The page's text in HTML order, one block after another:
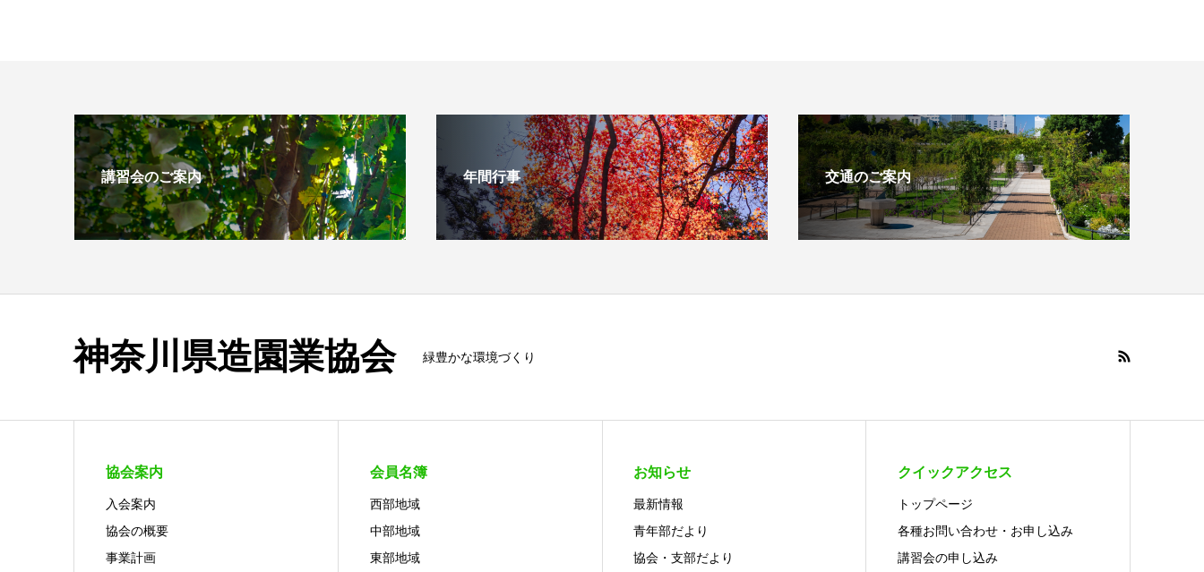
講習会のご案内 年間行事 交通のご案内
神奈川県造園業協会 緑豊かな環境づくり
協会案内
入会案内
協会の概要
事業計画
会員名簿
西部地域
中部地域
東部地域
お知らせ
最新情報
青年部だより
協会・支部だより
クイックアクセス
トップページ
各種お問い合わせ・お申し込み
講習会の申し込み